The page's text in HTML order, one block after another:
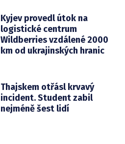
Kyjev provedl útok na
logistické centrum
Wildberries vzdálené 2000
km od ukrajinských hranic
Thajskem otřásl krvavý
incident. Student zabil
nejméně šest lidí